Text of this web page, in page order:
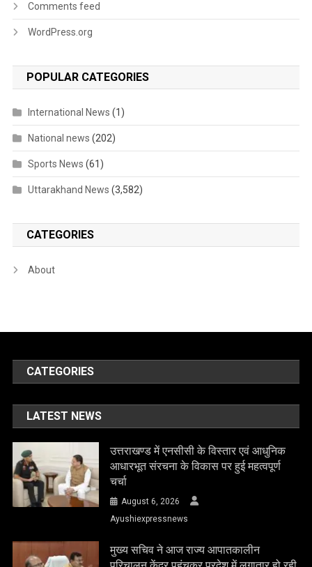
Comments feed
WordPress.org
POPULAR CATEGORIES
International News (1)
National news (202)
Sports News (61)
Uttarakhand News (3,582)
CATEGORIES
About
CATEGORIES
LATEST NEWS
उत्तराखण्ड में एनसीसी के विस्तार एवं आधुनिक
आधारभूत संरचना के विकास पर हुई महत्वपूर्ण
चर्चा
August 6, 2026
Ayushiexpressnews
मुख्य सचिव ने आज राज्य आपातकालीन